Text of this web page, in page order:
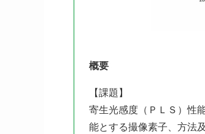
概要
【課題】
寄生光感度（ＰＬＳ）性
能とする撮像素子、方法